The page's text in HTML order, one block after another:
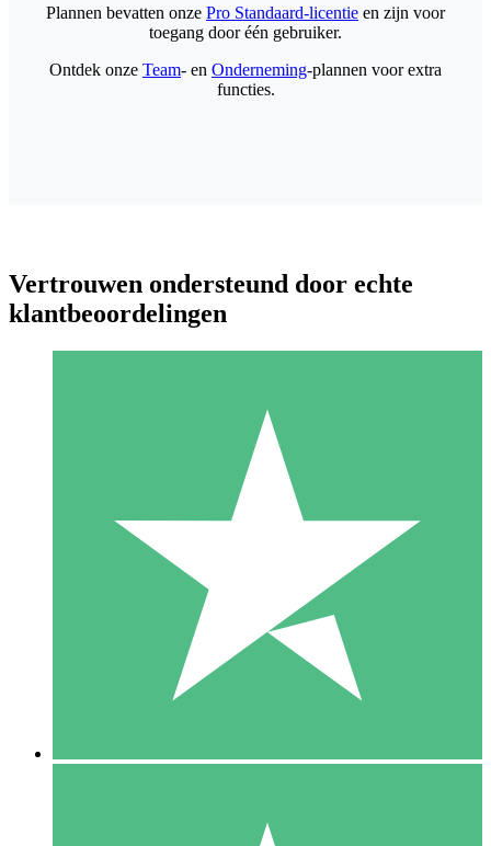
Individuele Creditpakketten
Betaal per gebruik met downloadtegoeden. Geen maandelijkse
1000
10 Downloaden
Plannen bevatten onze Pro Standaard-licentie en zijn voor
toegang door één gebruiker.
Ontdek onze Team- en Onderneming-plannen voor extra
functies.
Vertrouwen ondersteund door echte
klantbeoordelingen